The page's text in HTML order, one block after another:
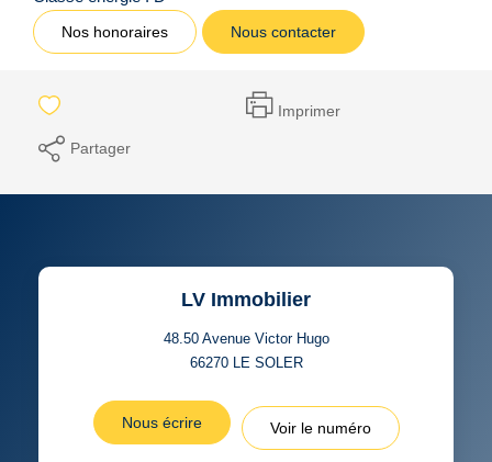
Nos honoraires Nous contacter
Imprimer
Partager
LV Immobilier
48.50 Avenue Victor Hugo
66270 LE SOLER
Nous écrire Voir le numéro